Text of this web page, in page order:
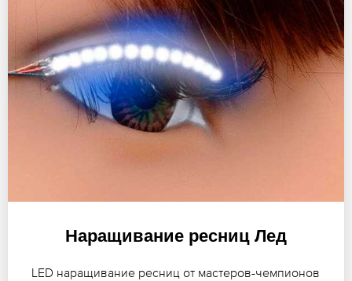
Наращивание ресниц Лед
LED наращивание ресниц от мастеров-чемпионов